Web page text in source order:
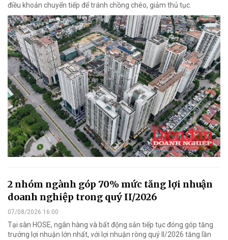
điều khoản chuyển tiếp để tránh chồng chéo, giảm thủ tục.
2 nhóm ngành góp 70% mức tăng lợi nhuận
doanh nghiệp trong quý II/2026
07/08/2026 16:00
Tại sàn HOSE, ngân hàng và bất động sản tiếp tục đóng góp tăng
trưởng lợi nhuận lớn nhất, với lợi nhuận ròng quý II/2026 tăng lần